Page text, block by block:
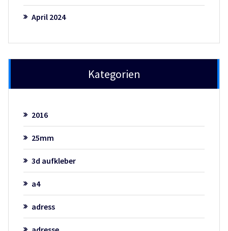
April 2024
Kategorien
2016
25mm
3d aufkleber
a4
adress